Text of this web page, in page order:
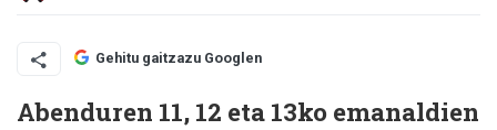
Gehitu gaitzazu Googlen
Abenduren 11, 12 eta 13ko emanaldien